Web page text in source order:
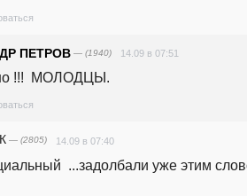
ПЕТРОВ — (1940) 14.09 в 07:51
!!!  МОЛОДЦЫ.
— (2805) 14.09 в 07:40
...задолбали уже этим